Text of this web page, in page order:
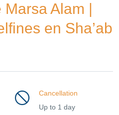
Alam |
en Sha’ab
Cancellation
Up to 1 day